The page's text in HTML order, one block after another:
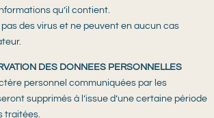
qu’il contient.
des virus et ne peuvent en aucun cas
DES DONNEES PERSONNELLES
personnel communiquées par les
supprimés à l’issue d’une certaine période
traitées.